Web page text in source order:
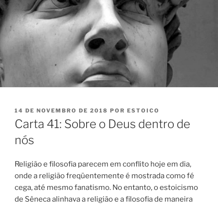
PUBLICADO
EM
14 DE NOVEMBRO DE 2018 POR ESTOICO
Carta 41: Sobre o Deus dentro de
nós
Religião e filosofia parecem em conflito hoje em dia,
onde a religião freqüentemente é mostrada como fé
cega, até mesmo fanatismo. No entanto, o estoicismo
de Sêneca alinhava a religião e a filosofia de maneira